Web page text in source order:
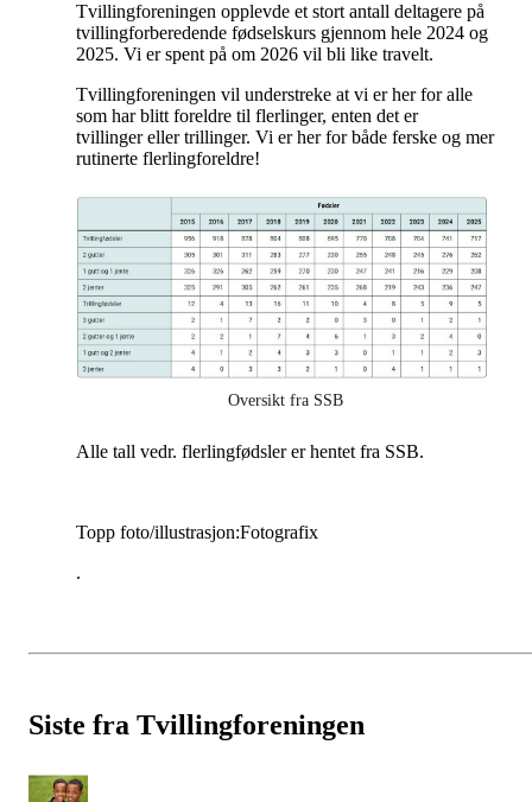
Tvillingforeningen opplevde et stort antall deltagere på
tvillingforberedende fødselskurs gjennom hele 2024 og
2025. Vi er spent på om 2026 vil bli like travelt.
Tvillingforeningen vil understreke at vi er her for alle
som har blitt foreldre til flerlinger, enten det er
tvillinger eller trillinger. Vi er her for både ferske og mer
rutinerte flerlingforeldre!
Oversikt fra SSB
Alle tall vedr. flerlingfødsler er hentet fra SSB.
Topp foto/illustrasjon:Fotografix
.
Siste fra Tvillingforeningen